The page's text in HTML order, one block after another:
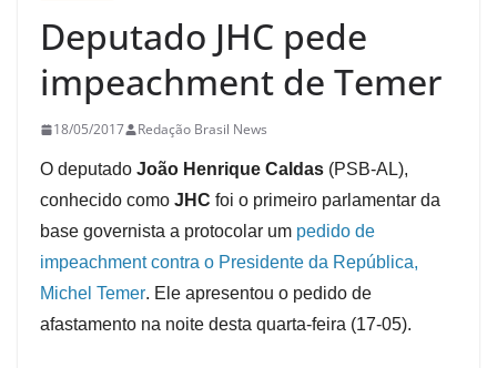
Deputado JHC pede
impeachment de Temer
18/05/2017 Redação Brasil News
O deputado João Henrique Caldas (PSB-AL),
conhecido como JHC foi o primeiro parlamentar da
base governista a protocolar um pedido de
impeachment contra o Presidente da República,
Michel Temer. Ele apresentou o pedido de
afastamento na noite desta quarta-feira (17-05).